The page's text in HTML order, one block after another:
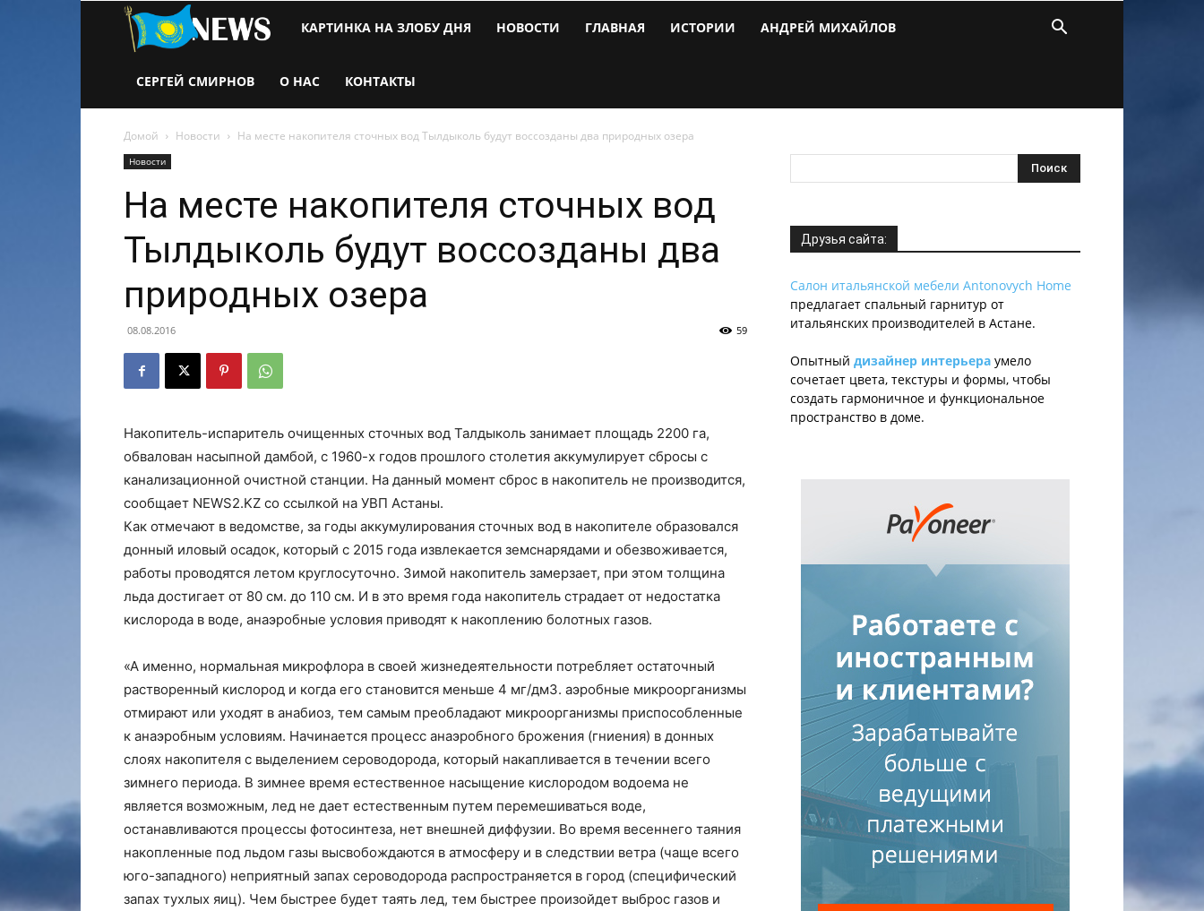
Новости
Казахстана
КАРТИНКА НА ЗЛОБУ ДНЯ НОВОСТИ ГЛАВНАЯ ИСТОРИИ АНДРЕЙ МИХАЙЛОВ
СЕРГЕЙ СМИРНОВ О НАС КОНТАКТЫ
Домой Новости На месте накопителя сточных вод Тылдыколь будут воссозданы два природных озера
Новости
На месте накопителя сточных вод
Тылдыколь будут воссозданы два
природных озера
08.08.2016 59
Накопитель-испаритель очищенных сточных вод Талдыколь занимает площадь 2200 га,
обвалован насыпной дамбой, с 1960-х годов прошлого столетия аккумулирует сбросы с
канализационной очистной станции. На данный момент сброс в накопитель не производится,
сообщает NEWS2.KZ со ссылкой на УВП Астаны.
Как отмечают в ведомстве, за годы аккумулирования сточных вод в накопителе образовался
донный иловый осадок, который с 2015 года извлекается земснарядами и обезвоживается,
работы проводятся летом круглосуточно. Зимой накопитель замерзает, при этом толщина
льда достигает от 80 см. до 110 см. И в это время года накопитель страдает от недостатка
кислорода в воде, анаэробные условия приводят к накоплению болотных газов.
«А именно, нормальная микрофлора в своей жизнедеятельности потребляет остаточный
растворенный кислород и когда его становится меньше 4 мг/дм3. аэробные микроорганизмы
отмирают или уходят в анабиоз, тем самым преобладают микроорганизмы приспособленные
к анаэробным условиям. Начинается процесс анаэробного брожения (гниения) в донных
слоях накопителя с выделением сероводорода, который накапливается в течении всего
зимнего периода. В зимнее время естественное насыщение кислородом водоема не
является возможным, лед не дает естественным путем перемешиваться воде,
останавливаются процессы фотосинтеза, нет внешней диффузии. Во время весеннего таяния
накопленные под льдом газы высвобождаются в атмосферу и в следствии ветра (чаще всего
юго-западного) неприятный запах сероводорода распространяется в город (специфический
запах тухлых яиц). Чем быстрее будет таять лед, тем быстрее произойдет выброс газов и
Друзья сайта:
Салон итальянской мебели Antonovych Home
предлагает спальный гарнитур от
итальянских производителей в Астане.
Опытный дизайнер интерьера умело
сочетает цвета, текстуры и формы, чтобы
создать гармоничное и функциональное
пространство в доме.